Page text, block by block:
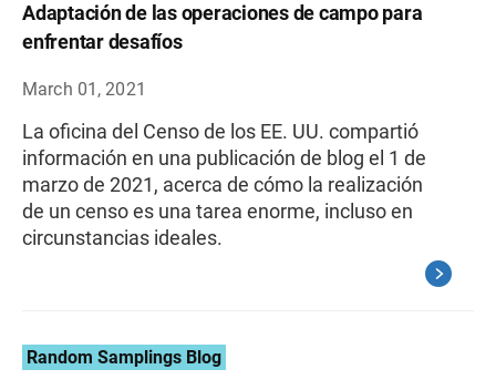
Adaptación de las operaciones de campo para
enfrentar desafíos
March 01, 2021
La oficina del Censo de los EE. UU. compartió
información en una publicación de blog el 1 de
marzo de 2021, acerca de cómo la realización
de un censo es una tarea enorme, incluso en
circunstancias ideales.
Random Samplings Blog